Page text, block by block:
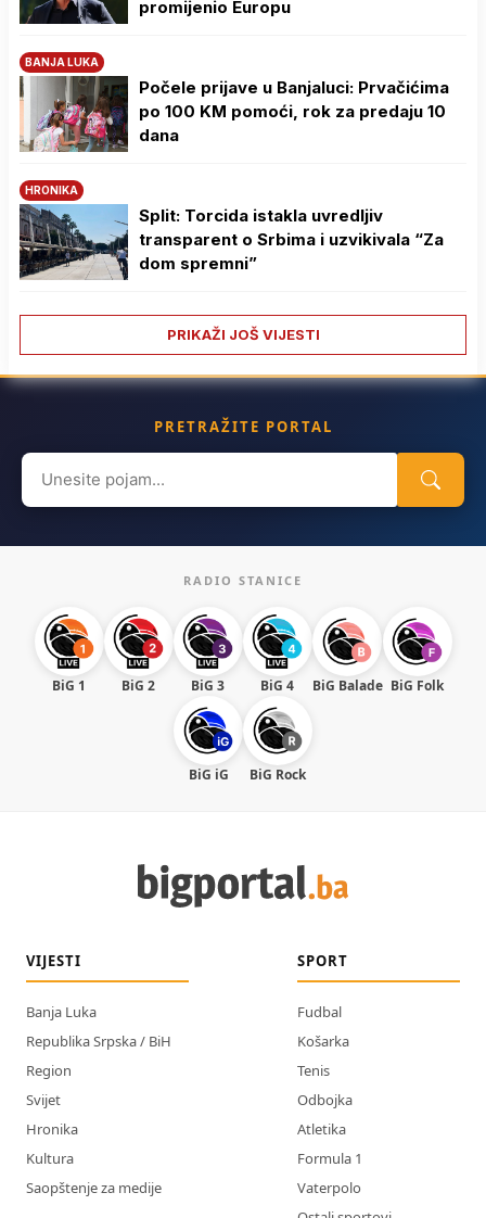
promijenio Europu
BANJA LUKA
Počele prijave u Banjaluci: Prvačićima
po 100 KM pomoći, rok za predaju 10
dana
HRONIKA
Split: Torcida istakla uvredljiv
transparent o Srbima i uzvikivala “Za
dom spremni”
PRIKAŽI JOŠ VIJESTI
PRETRAŽITE PORTAL
Search
for:
RADIO STANICE
BiG 1 BiG 2 BiG 3 BiG 4 BiG Balade BiG Folk
BiG iG BiG Rock
VIJESTI
Banja Luka
Republika Srpska / BiH
Region
Svijet
Hronika
Kultura
Saopštenje za medije
SPORT
Fudbal
Košarka
Tenis
Odbojka
Atletika
Formula 1
Vaterpolo